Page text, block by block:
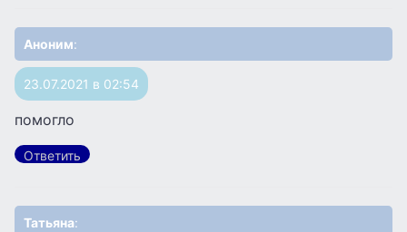
Аноним:
23.07.2021 в 02:54
помогло
Ответить
Татьяна: